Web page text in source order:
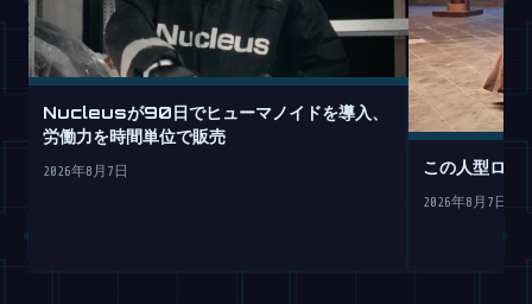
Nucleusが90日でヒューマノイドを導入、
労働力を時間単位で販売
2026年8月7日 この人型ロボ
2026年8月7日